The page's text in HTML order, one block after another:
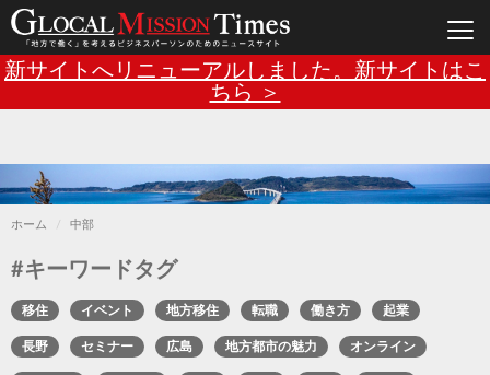
メ
イ
ン
に
動
Main
新サイトへリニューアルしました。新サイトはこ
ちら ＞
ホーム 中部
#キーワードタグ
移住 イベント 地方移住 転職 働き方 起業
長野 セミナー 広島 地方都市の魅力 オンライン